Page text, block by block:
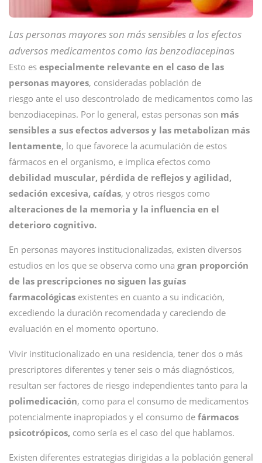
Las personas mayores son más sensibles a los efectos
adversos medicamentos como las benzodiacepinas
Esto es especialmente relevante en el caso de las
personas mayores, consideradas población de
riesgo ante el uso descontrolado de medicamentos como las
benzodiacepinas. Por lo general, estas personas son más
sensibles a sus efectos adversos y las metabolizan más
lentamente, lo que favorece la acumulación de estos
fármacos en el organismo, e implica efectos como
debilidad muscular, pérdida de reflejos y agilidad,
sedación excesiva, caídas, y otros riesgos como
alteraciones de la memoria y la influencia en el
deterioro cognitivo.
En personas mayores institucionalizadas, existen diversos
estudios en los que se observa como una gran proporción
de las prescripciones no siguen las guías
farmacológicas existentes en cuanto a su indicación,
excediendo la duración recomendada y careciendo de
evaluación en el momento oportuno.
Vivir institucionalizado en una residencia, tener dos o más
prescriptores diferentes y tener seis o más diagnósticos,
resultan ser factores de riesgo independientes tanto para la
polimedicación, como para el consumo de medicamentos
potencialmente inapropiados y el consumo de fármacos
psicotrópicos, como sería es el caso del que hablamos.
Existen diferentes estrategias dirigidas a la población general